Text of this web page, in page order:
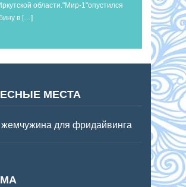
области."Мир-1"опустился
в […]
МЕСТА
для фридайвинга